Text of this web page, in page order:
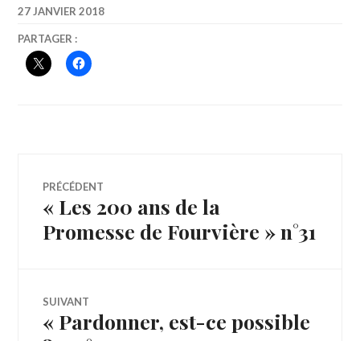
27 JANVIER 2018
PARTAGER :
Navigation
de
PRÉCÉDENT
Article
« Les 200 ans de la
Promesse de Fourvière » n°31
SUIVANT
Article
Suivant:
« Pardonner, est-ce possible